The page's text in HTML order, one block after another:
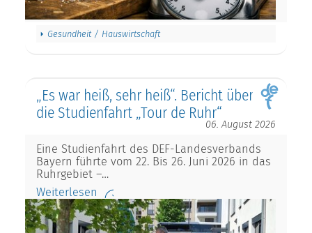
Gesundheit / Hauswirtschaft
„Es war heiß, sehr heiß“. Bericht über
die Studienfahrt „Tour de Ruhr“
06. August 2026
Eine Studienfahrt des DEF-Landesverbands
Bayern führte vom 22. Bis 26. Juni 2026 in das
Ruhrgebiet –…
Weiterlesen